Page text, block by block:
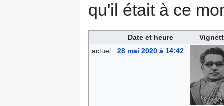
qu'il était à ce
Date et heure
actuel
28 mai 2020 à 14:42